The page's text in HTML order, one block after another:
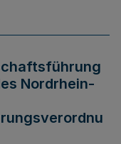
Nordrhein-